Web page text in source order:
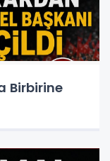
Birbirine